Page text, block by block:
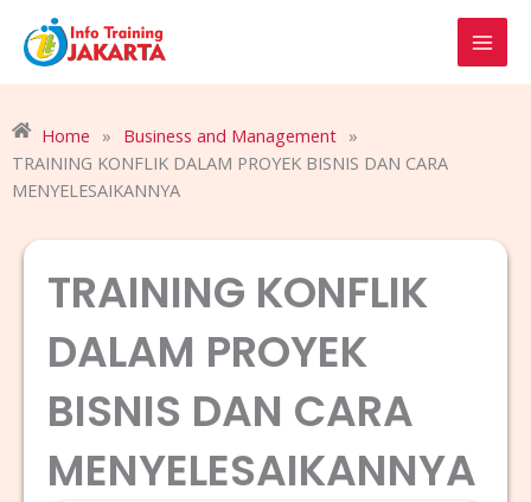
content
Home » Business and Management »
TRAINING KONFLIK DALAM PROYEK BISNIS DAN CARA
MENYELESAIKANNYA
TRAINING KONFLIK
DALAM PROYEK
BISNIS DAN CARA
MENYELESAIKANNYA